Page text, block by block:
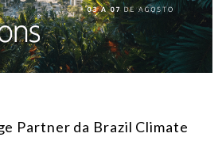
Partner da Brazil Climate